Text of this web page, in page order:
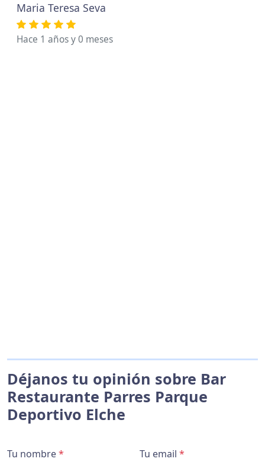
Maria Teresa Seva
Hace 1 años y 0 meses
Déjanos tu opinión sobre Bar
Restaurante Parres Parque
Deportivo Elche
Tu nombre* Tu email *